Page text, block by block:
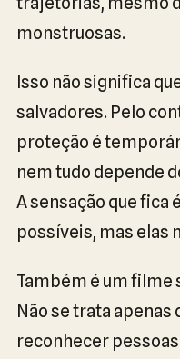
monstruosas.
Isso não significa
salvadores. Pelo
proteção é
nem tudo depende
A sensação que fica
possíveis, mas elas
Também é um filme
Não se trata
reconhecer